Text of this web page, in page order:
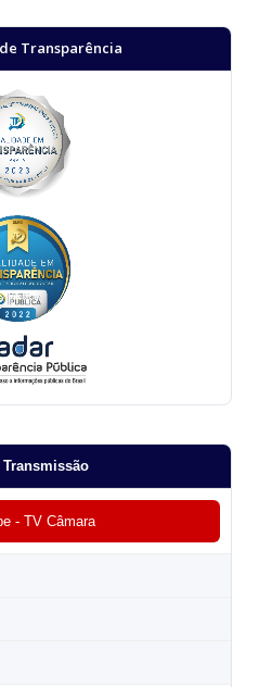
Transparência
Transmissão
- TV Câmara